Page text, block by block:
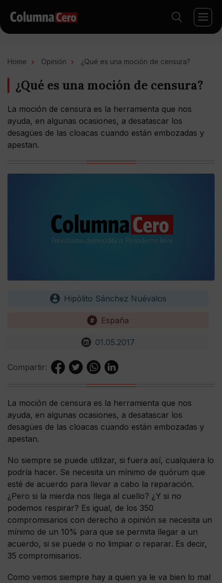
Home Opinión ¿Qué es una moción de censura?
¿Qué es una moción de censura?
La moción de censura es la herramienta que nos
ayuda, en algunas ocasiones, a desatascar los
desagües de las cloacas cuando están embozadas y
apestan.
Hipólito Sánchez Nuévalos
España
01.05.2017
Compartir:
La moción de censura es la herramienta que nos
ayuda, en algunas ocasiones, a desatascar los
desagües de las cloacas cuando están embozadas y
apestan.
No siempre se puede utilizar, si fuera así, cualquiera lo
podría hacer. Se necesita un mínimo de quórum que
esté de acuerdo para llevar a cabo la reparación.
¿Pero si la mierda nos llega al cuello? ¿Y si no
podemos respirar? Es igual, de los 350
compromisarios con derecho a opinión se necesita un
mínimo de un 10% para que se permita llegar a un
acuerdo, si se puede o no limpiar o reparar. Es decir,
35 compromisarios.
Como vemos siempre hay a quien ya le va bien lo mal